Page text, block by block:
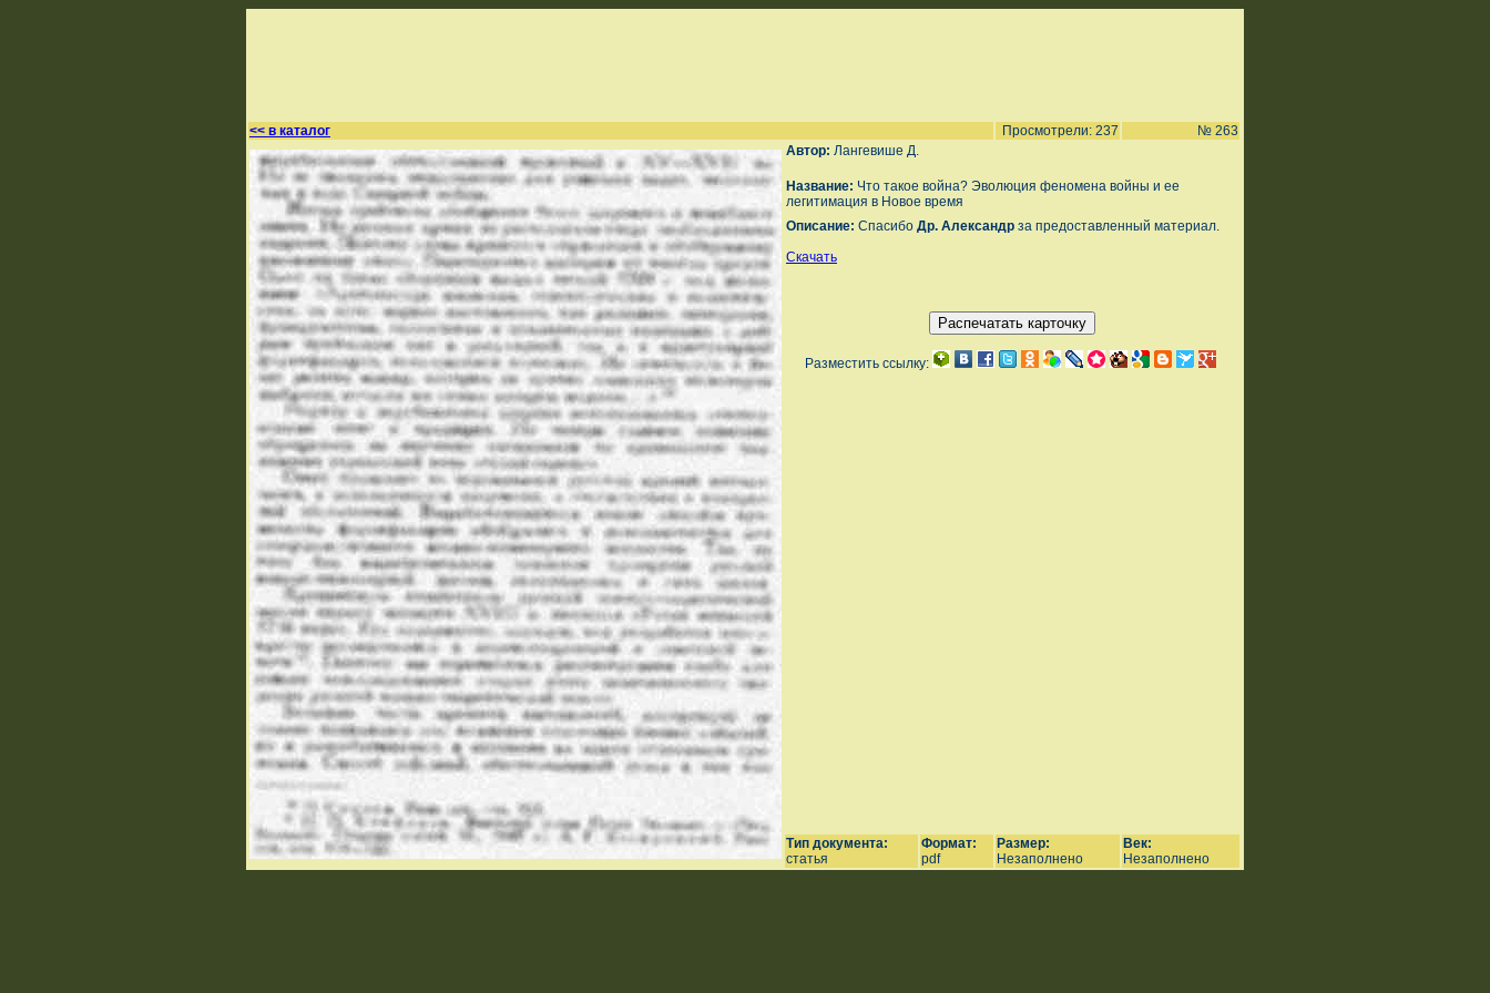
<< в каталог Просмотрели: 237
№ 263
Автор: Лангевише Д.
Название: Что такое война? Эволюция феномена войны и ее
легитимация в Новое время
Описание: Спасибо Др. Александр за предоставленный материал.
Скачать
Разместить ссылку:
Тип документа:
статья
Формат:
pdf
Размер:
Незаполнено
Век:
Незаполнено